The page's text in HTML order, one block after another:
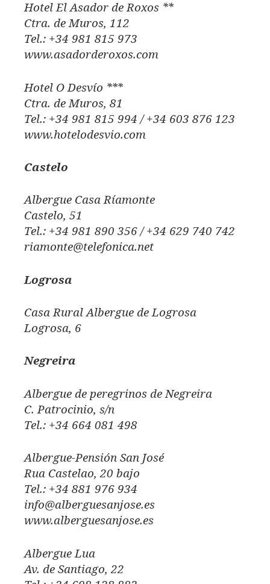
Hotel El Asador de Roxos **
Ctra. de Muros, 112
Tel.: +34 981 815 973
www.asadorderoxos.com
Hotel O Desvío ***
Ctra. de Muros, 81
Tel.: +34 981 815 994 / +34 603 876 123
www.hotelodesvio.com
Castelo
Albergue Casa Ríamonte
Castelo, 51
Tel.: +34 981 890 356 / +34 629 740 742
riamonte@telefonica.net
Logrosa
Casa Rural Albergue de Logrosa
Logrosa, 6
Negreira
Albergue de peregrinos de Negreira
C. Patrocinio, s/n
Tel.: +34 664 081 498
Albergue-Pensión San José
Rua Castelao, 20 bajo
Tel.: +34 881 976 934
info@alberguesanjose.es
www.alberguesanjose.es
Albergue Lua
Av. de Santiago, 22